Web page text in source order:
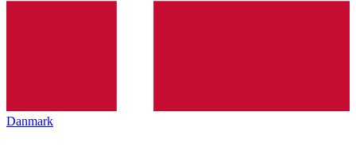
Danmark